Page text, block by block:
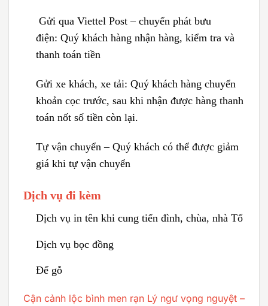
Gửi qua Viettel Post – chuyển phát bưu
điện: Quý khách hàng nhận hàng, kiểm tra và
thanh toán tiền
Gửi xe khách, xe tải: Quý khách hàng chuyển
khoản cọc trước, sau khi nhận được hàng thanh
toán nốt số tiền còn lại.
Tự vận chuyển – Quý khách có thể được giảm
giá khi tự vận chuyển
Dịch vụ đi kèm
Dịch vụ in tên khi cung tiến đình, chùa, nhà Tổ
Dịch vụ bọc đồng
Đế gỗ
Cận cảnh lộc bình men rạn Lý ngư vọng nguyệt –